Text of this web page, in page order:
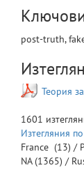
post-truth,
Теория
1601
Изтегляния
France (13) /
NA(1365) /